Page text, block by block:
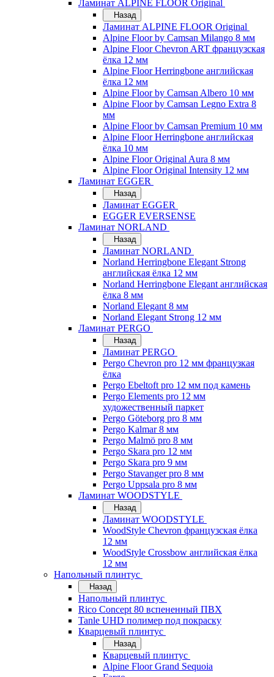
Ламинат ALPINE FLOOR Original
Назад
Ламинат ALPINE FLOOR Original
Alpine Floor by Camsan Milango 8 мм
Alpine Floor Chevron ART французская
ёлка 12 мм
Alpine Floor Herringbone английская
ёлка 12 мм
Alpine Floor by Camsan Albero 10 мм
Alpine Floor by Camsan Legno Extra 8
мм
Alpine Floor by Camsan Premium 10 мм
Alpine Floor Herringbone английская
ёлка 10 мм
Alpine Floor Original Aura 8 мм
Alpine Floor Original Intensity 12 мм
Ламинат EGGER
Назад
Ламинат EGGER
EGGER EVERSENSE
Ламинат NORLAND
Назад
Ламинат NORLAND
Norland Herringbone Elegant Strong
английская ёлка 12 мм
Norland Herringbone Elegant английская
ёлка 8 мм
Norland Elegant 8 мм
Norland Elegant Strong 12 мм
Ламинат PERGO
Назад
Ламинат PERGO
Pergo Chevron pro 12 мм французкая
ёлка
Pergo Ebeltoft pro 12 мм под камень
Pergo Elements pro 12 мм
художественный паркет
Pergo Göteborg pro 8 мм
Pergo Kalmar 8 мм
Pergo Malmö pro 8 мм
Pergo Skara pro 12 мм
Pergo Skara pro 9 мм
Pergo Stavanger pro 8 мм
Pergo Uppsala pro 8 мм
Ламинат WOODSTYLE
Назад
Ламинат WOODSTYLE
WoodStyle Chevron французская ёлка
12 мм
WoodStyle Crossbow английская ёлка
12 мм
Напольный плинтус
Назад
Напольный плинтус
Rico Concept 80 вспененный ПВХ
Tanle UHD полимер под покраску
Кварцевый плинтус
Назад
Кварцевый плинтус
Alpine Floor Grand Sequoia